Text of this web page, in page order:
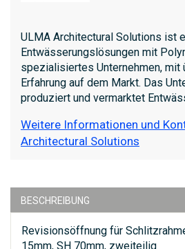
ULMA Architectural Solutions ist
Entwässerungslösungen mit
spezialisiertes Unternehmen, mit
Erfahrung auf dem Markt. Das
produziert und vermarktet
Weitere Informationen und
Architectural Solutions
BESCHREIBUNG
Revisionsöffnung für
15mm, SH 70mm, zweiteilig